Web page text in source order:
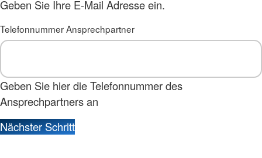
Geben Sie Ihre E-Mail Adresse ein.
Telefonnummer Ansprechpartner
Geben Sie hier die Telefonnummer des
Ansprechpartners an
Nächster Schritt